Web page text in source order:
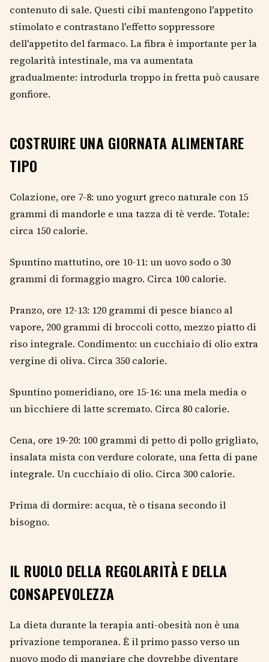
contenuto di sale. Questi cibi mantengono l'appetito
stimolato e contrastano l'effetto soppressore
dell'appetito del farmaco. La fibra è importante per la
regolarità intestinale, ma va aumentata
gradualmente: introdurla troppo in fretta può causare
gonfiore.
COSTRUIRE UNA GIORNATA ALIMENTARE
TIPO
Colazione, ore 7-8: uno yogurt greco naturale con 15
grammi di mandorle e una tazza di tè verde. Totale:
circa 150 calorie.
Spuntino mattutino, ore 10-11: un uovo sodo o 30
grammi di formaggio magro. Circa 100 calorie.
Pranzo, ore 12-13: 120 grammi di pesce bianco al
vapore, 200 grammi di broccoli cotto, mezzo piatto di
riso integrale. Condimento: un cucchiaio di olio extra
vergine di oliva. Circa 350 calorie.
Spuntino pomeridiano, ore 15-16: una mela media o
un bicchiere di latte scremato. Circa 80 calorie.
Cena, ore 19-20: 100 grammi di petto di pollo grigliato,
insalata mista con verdure colorate, una fetta di pane
integrale. Un cucchiaio di olio. Circa 300 calorie.
Prima di dormire: acqua, tè o tisana secondo il
bisogno.
IL RUOLO DELLA REGOLARITÀ E DELLA
CONSAPEVOLEZZA
La dieta durante la terapia anti-obesità non è una
privazione temporanea. È il primo passo verso un
nuovo modo di mangiare che dovrebbe diventare